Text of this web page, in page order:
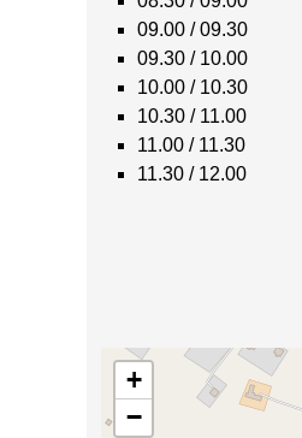
09.00 / 09.30
09.30 / 10.00
10.00 / 10.30
10.30 / 11.00
11.00 / 11.30
11.30 / 12.00
+
−